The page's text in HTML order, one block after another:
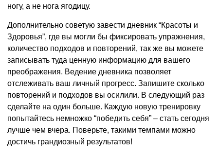
ногу, а не нога ягодицу.
Дополнительно советую завести дневник “Красоты и
Здоровья”, где вы могли бы фиксировать упражнения,
количество подходов и повторений, так же вы можете
записывать туда ценную информацию для вашего
преображения. Ведение дневника позволяет
отслеживать ваш личный прогресс. Запишите сколько
повторений и подходов вы осилили. В следующий раз
сделайте на один больше. Каждую новую тренировку
попытайтесь немножко “победить себя” – стать сегодня
лучше чем вчера. Поверьте, такими темпами можно
достичь грандиозный результатов!